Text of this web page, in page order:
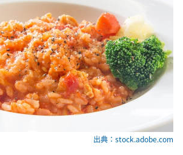
出典：stock.adobe.com